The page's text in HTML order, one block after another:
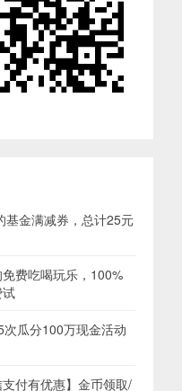
基金满减券，总计25元
费吃喝玩乐，100%
瓜分100万现金活动
付有优惠】金币领取/